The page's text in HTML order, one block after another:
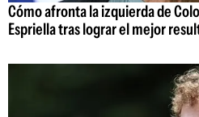
Cómo afronta la izquierda de
Espriella tras lograr el mejor